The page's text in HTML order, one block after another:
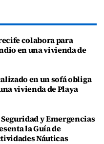
colabora para
en una vivienda de
en un sofá obliga
vivienda de Playa
y Emergencias
la Guía de
Náuticas